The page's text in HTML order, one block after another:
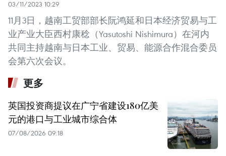
03/11/2023 10:29
11月3日，越南工贸部部长阮鸿延和日本经济贸易与工
业产业大臣西村康稔（Yasutoshi Nishimura）在河内
共同主持越南与日本工业、贸易、能源合作混合委员
会第六次会议。
更多
英国投资商提议在广宁省建设180亿美
元的港口与工业城市综合体
07/08/2026 09:18